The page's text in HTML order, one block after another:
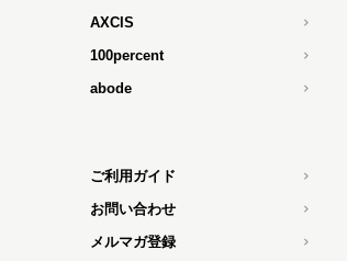
AXCIS
100percent
abode
ご利用ガイド
お問い合わせ
メルマガ登録